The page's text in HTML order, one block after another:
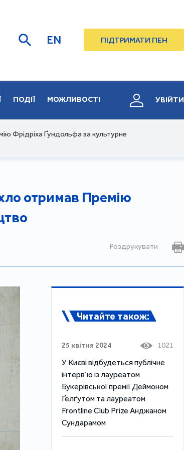
EN ПІДТРИМАТИ ПЕН
ПОДІЇ МОЖЛИВОСТІ УВІЙТИ
Фрідріха Ґундольфа за культурне
отримав Премію
Роздрукувати
Читайте також:
25 квітня 2024 1021
У Києві відбудеться публічне
інтерв’ю із лауреатом
Букерівської премії Деймоном
Ґелґутом та лауреатом
Frontline Club Prize Анджаном
Сундарамом